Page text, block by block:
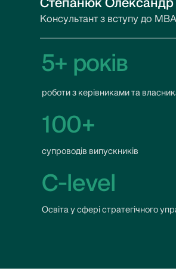
Освіта у сфері стратегічного
C-level
супроводів випускників
100+
роботи з керівниками та
5+ років
Консультант з вступу до